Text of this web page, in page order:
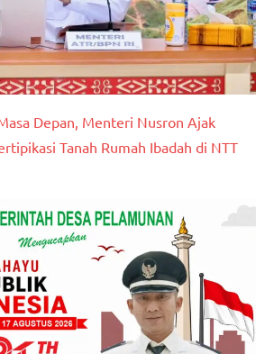
Depan, Menteri Nusron Ajak
Tanah Rumah Ibadah di NTT